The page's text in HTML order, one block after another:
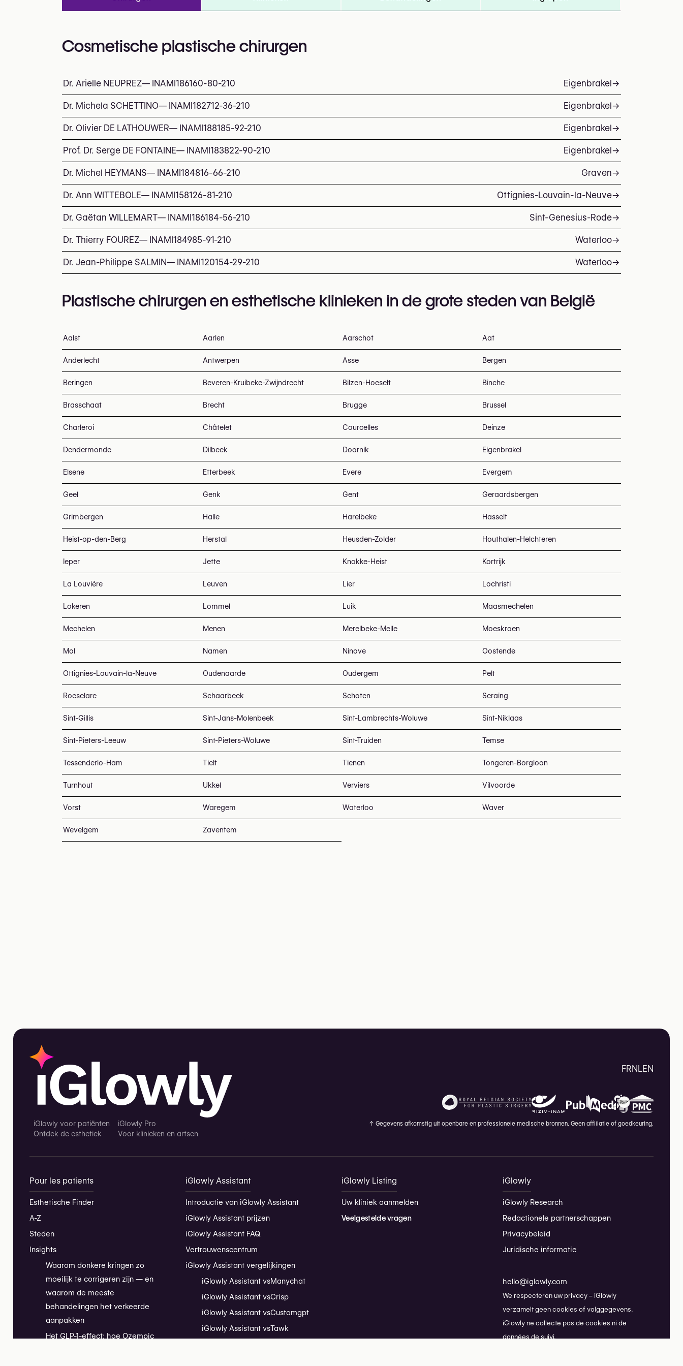
Cosmetische plastische chirurgen
Dr. Arielle NEUPREZ— INAMI 186160-80-210 Eigenbrakel→
Dr. Michela SCHETTINO— INAMI 182712-36-210 Eigenbrakel→
Dr. Olivier DE LATHOUWER— INAMI 188185-92-210 Eigenbrakel→
Prof. Dr. Serge DE FONTAINE— INAMI 183822-90-210 Eigenbrakel→
Dr. Michel HEYMANS— INAMI 184816-66-210 Graven→
Dr. Ann WITTEBOLE— INAMI 158126-81-210 Ottignies-Louvain-la-Neuve→
Dr. Gaëtan WILLEMART— INAMI 186184-56-210 Sint-Genesius-Rode→
Dr. Thierry FOUREZ— INAMI 184985-91-210 Waterloo→
Dr. Jean-Philippe SALMIN— INAMI 120154-29-210 Waterloo→
Plastische chirurgen en esthetische klinieken in de grote steden van België
Aalst Aarlen Aarschot Aat
Anderlecht Antwerpen Asse Bergen
Beringen Beveren-Kruibeke-Zwijndrecht Bilzen-Hoeselt Binche
Brasschaat Brecht Brugge Brussel
Charleroi Châtelet Courcelles Deinze
Dendermonde Dilbeek Doornik Eigenbrakel
Elsene Etterbeek Evere Evergem
Geel Genk Gent Geraardsbergen
Grimbergen Halle Harelbeke Hasselt
Heist-op-den-Berg Herstal Heusden-Zolder Houthalen-Helchteren
Ieper Jette Knokke-Heist Kortrijk
La Louvière Leuven Lier Lochristi
Lokeren Lommel Luik Maasmechelen
Mechelen Menen Merelbeke-Melle Moeskroen
Mol Namen Ninove Oostende
Ottignies-Louvain-la-Neuve Oudenaarde Oudergem Pelt
Roeselare Schaarbeek Schoten Seraing
Sint-Gillis Sint-Jans-Molenbeek Sint-Lambrechts-Woluwe Sint-Niklaas
Sint-Pieters-Leeuw Sint-Pieters-Woluwe Sint-Truiden Temse
Tessenderlo-Ham Tielt Tienen Tongeren-Borgloon
Turnhout Ukkel Verviers Vilvoorde
Vorst Waregem Waterloo Waver
Wevelgem Zaventem
iGlowly voor patiënten
Ontdek de esthetiek
iGlowly Pro
Voor klinieken en artsen
FRNLEN
↑ Gegevens afkomstig uit openbare en professionele medische bronnen. Geen affiliatie of goedkeuring.
Pour les patients
Esthetische Finder
A-Z
Steden
Insights
Waarom donkere kringen zo
moeilijk te corrigeren zijn — en
waarom de meeste
behandelingen het verkeerde
aanpakken
Het GLP-1-effect: hoe Ozempic
iGlowly Assistant
Introductie van iGlowly Assistant
iGlowly Assistant prijzen
iGlowly Assistant FAQ
Vertrouwenscentrum
iGlowly Assistant vergelijkingen
iGlowly Assistant vsManychat
iGlowly Assistant vsCrisp
iGlowly Assistant vsCustomgpt
iGlowly Assistant vsTawk
iGlowly Listing
Uw kliniek aanmelden
Veelgestelde vragen
iGlowly
iGlowly Research
Redactionele partnerschappen
Privacybeleid
Juridische informatie
hello@iglowly.com
We respecteren uw privacy – iGlowly
verzamelt geen cookies of volggegevens.
iGlowly ne collecte pas de cookies ni de
données de suivi.